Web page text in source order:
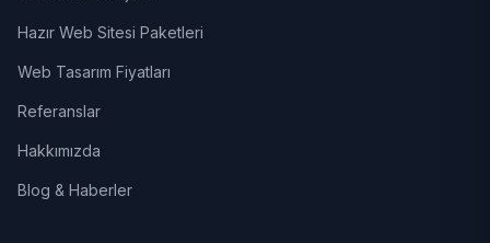
Hazır Web Sitesi Paketleri
Web Tasarım Fiyatları
Referanslar
Hakkımızda
Blog & Haberler